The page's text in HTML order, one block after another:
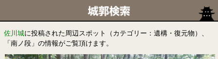
佐川城に投稿された周辺スポット（カテゴリー：遺構・復元物）、
「南ノ段」の情報がご覧頂けます。